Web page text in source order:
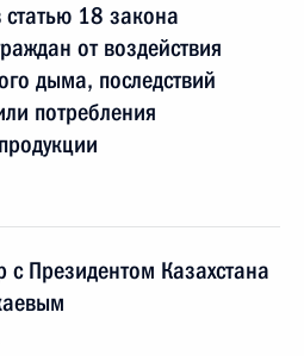
18 закона
от воздействия
дыма, последствий
потребления
Президентом Казахстана